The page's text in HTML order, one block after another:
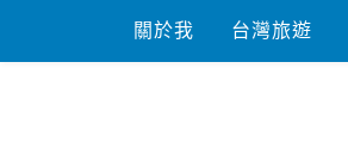
content
關於我 台灣旅遊